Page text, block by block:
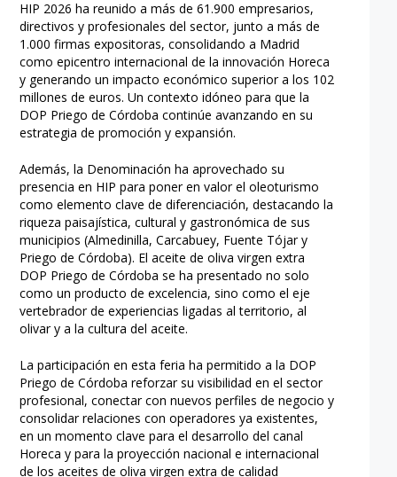
HIP 2026 ha reunido a más de 61.900 empresarios,
directivos y profesionales del sector, junto a más de
1.000 firmas expositoras, consolidando a Madrid
como epicentro internacional de la innovación Horeca
y generando un impacto económico superior a los 102
millones de euros. Un contexto idóneo para que la
DOP Priego de Córdoba continúe avanzando en su
estrategia de promoción y expansión.
Además, la Denominación ha aprovechado su
presencia en HIP para poner en valor el oleoturismo
como elemento clave de diferenciación, destacando la
riqueza paisajística, cultural y gastronómica de sus
municipios (Almedinilla, Carcabuey, Fuente Tójar y
Priego de Córdoba). El aceite de oliva virgen extra
DOP Priego de Córdoba se ha presentado no solo
como un producto de excelencia, sino como el eje
vertebrador de experiencias ligadas al territorio, al
olivar y a la cultura del aceite.
La participación en esta feria ha permitido a la DOP
Priego de Córdoba reforzar su visibilidad en el sector
profesional, conectar con nuevos perfiles de negocio y
consolidar relaciones con operadores ya existentes,
en un momento clave para el desarrollo del canal
Horeca y para la proyección nacional e internacional
de los aceites de oliva virgen extra de calidad